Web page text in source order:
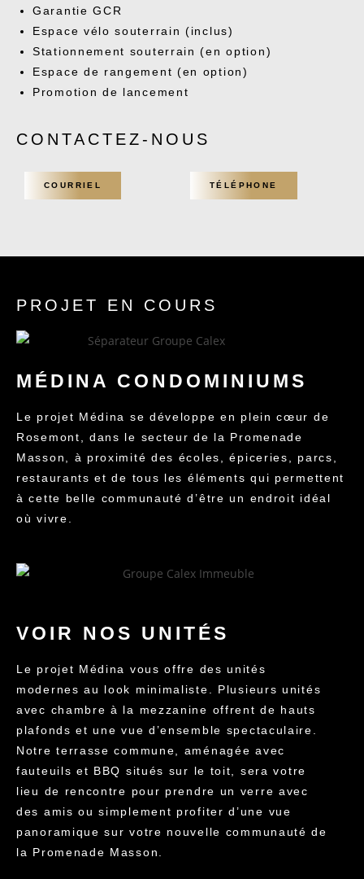
Garantie GCR
Espace vélo souterrain (inclus)
Stationnement souterrain (en option)
Espace de rangement (en option)
Promotion de lancement
CONTACTEZ-NOUS
COURRIEL TÉLÉPHONE
PROJET EN COURS
MÉDINA CONDOMINIUMS
Le projet Médina se développe en plein cœur de
Rosemont, dans le secteur de la Promenade
Masson, à proximité des écoles, épiceries, parcs,
restaurants et de tous les éléments qui permettent
à cette belle communauté d’être un endroit idéal
où vivre.
VOIR NOS UNITÉS
Le projet Médina vous offre des unités
modernes au look minimaliste. Plusieurs unités
avec chambre à la mezzanine offrent de hauts
plafonds et une vue d’ensemble spectaculaire.
Notre terrasse commune, aménagée avec
fauteuils et BBQ situés sur le toit, sera votre
lieu de rencontre pour prendre un verre avec
des amis ou simplement profiter d’une vue
panoramique sur votre nouvelle communauté de
la Promenade Masson.